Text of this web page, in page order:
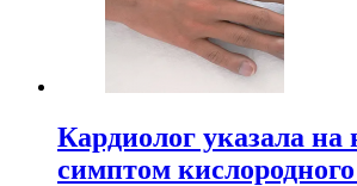
Кардиолог указала
симптом